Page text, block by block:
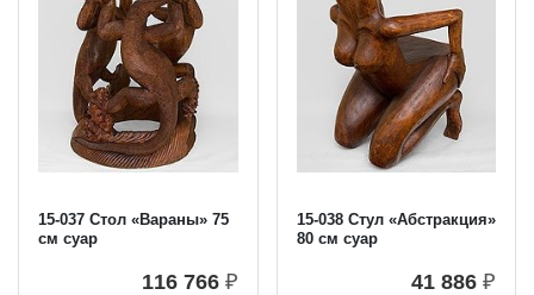
15-037 Стол «Вараны» 75
см суар
116 766 ₽
15-038 Стул «Абстракция»
80 см суар
41 886 ₽